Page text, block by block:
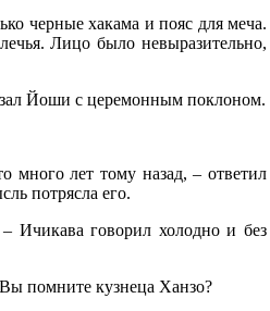
черные хакама и пояс для меча.
Лицо было невыразительно,
Йоши с церемонным поклоном.
много лет тому назад, – ответил
потрясла его.
Ичикава говорил холодно и без
помните кузнеца Ханзо?